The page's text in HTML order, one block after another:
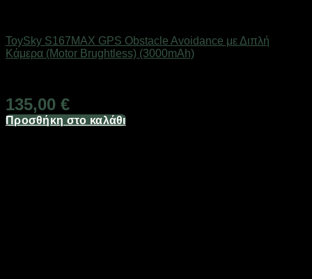
ToySky S167MAX GPS Obstacle Avoidance με Διπλή
Κάμερα (Motor Brughtless) (3000mAh)
135,00 €
Προσθήκη στο καλάθι